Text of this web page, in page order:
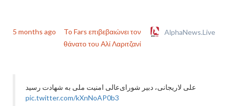
5 months ago
To Fars επιβεβαιώνει τον
θάνατο του Αλί Λαριτζανί
AlphaNews.Live
علی لاریجانی، دبیر شورای‌عالی امنیت ملی به شهادت رسید
pic.twitter.com/kXnNoAP0b3